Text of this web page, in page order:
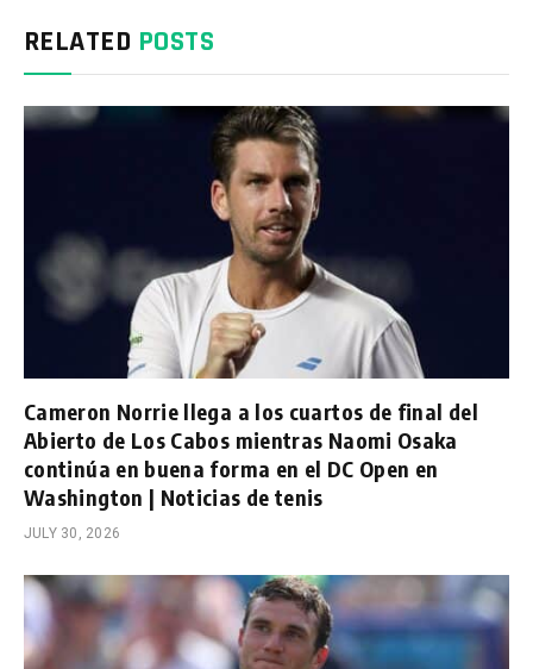
RELATED POSTS
Cameron Norrie llega a los cuartos de final del
Abierto de Los Cabos mientras Naomi Osaka
continúa en buena forma en el DC Open en
Washington | Noticias de tenis
JULY 30, 2026